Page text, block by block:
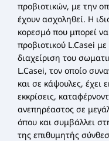
προβιοτικών, με την
έχουν ασχοληθεί. Η
κορεσμό που μπορεί
προβιοτικού L.Casei
διαχείριση του
L.Casei, τον οποίο
και σε κάψουλες, έχει
εκκρίσεις,
ανεπηρέαστος σε
όπου και συμβάλλει
της επιθυμητής